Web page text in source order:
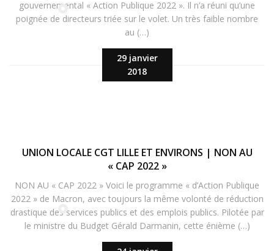
29 janvier
2018
gouvernemental « Action Publique 2022 ». Il n’a réuni qu’une
poignée de directeurs triée sur le volet. Un très faible nombre
au (…)
UNION LOCALE CGT LILLE ET ENVIRONS | NON AU
« CAP 2022 »
NON AU « CAP 2022 » Voici le programme « d’Action Publique
2022 » de Macron, avec toujours la même volonté de réduction
drastique des services publics et des emplois publics. Pilotée par
le ministre du Budget Gérald Darmanin, cette énième (…)